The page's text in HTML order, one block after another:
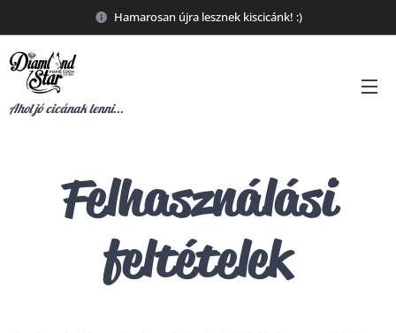
Hamarosan újra lesznek kiscicánk! :)
Ahol jó cicának lenni...
Felhasználási
feltételek